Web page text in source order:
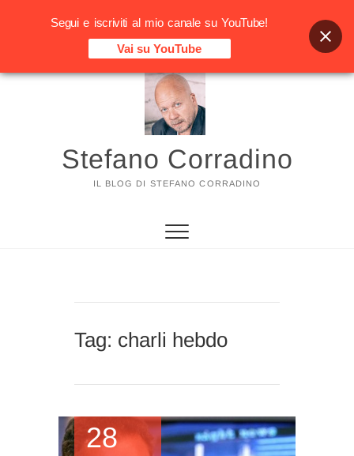
Vai
Stefano Corradino
IL BLOG DI STEFANO CORRADINO
Tag: charli hebdo
28
Segui e iscriviti al mio canale su YouTube!
Vai su YouTube